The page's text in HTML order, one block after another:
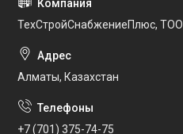
ТехСтройСнабжениеПлюс, ТОО
Алматы, Казахстан
+7 (701) 375-74-75